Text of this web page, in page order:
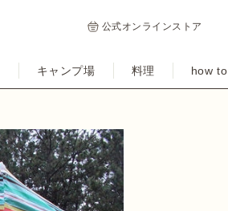
公式オンラインストア
キャンプ場 料理 how to